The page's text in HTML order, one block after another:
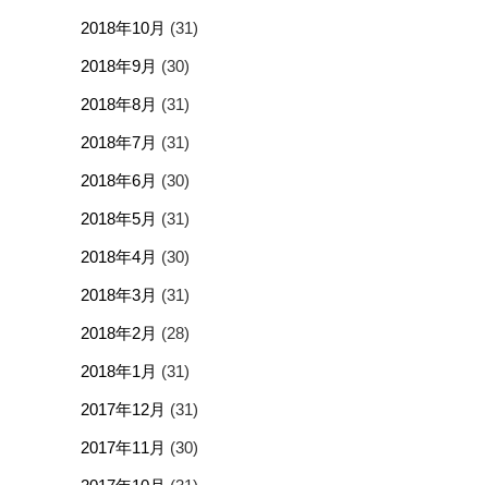
2018年10月 (31)
2018年9月 (30)
2018年8月 (31)
2018年7月 (31)
2018年6月 (30)
2018年5月 (31)
2018年4月 (30)
2018年3月 (31)
2018年2月 (28)
2018年1月 (31)
2017年12月 (31)
2017年11月 (30)